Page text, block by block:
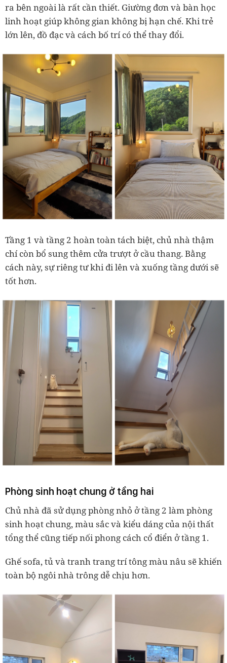
ra bên ngoài là rất cần thiết. Giường đơn và bàn học
linh hoạt giúp không gian không bị hạn chế. Khi trẻ
lớn lên, đồ đạc và cách bố trí có thể thay đổi.
Tầng 1 và tầng 2 hoàn toàn tách biệt, chủ nhà thậm
chí còn bổ sung thêm cửa trượt ở cầu thang. Bằng
cách này, sự riêng tư khi đi lên và xuống tầng dưới sẽ
tốt hơn.
Phòng sinh hoạt chung ở tầng hai
Chủ nhà đã sử dụng phòng nhỏ ở tầng 2 làm phòng
sinh hoạt chung, màu sắc và kiểu dáng của nội thất
tổng thể cũng tiếp nối phong cách cổ điển ở tầng 1.
Ghế sofa, tủ và tranh trang trí tông màu nâu sẽ khiến
toàn bộ ngôi nhà trông dễ chịu hơn.